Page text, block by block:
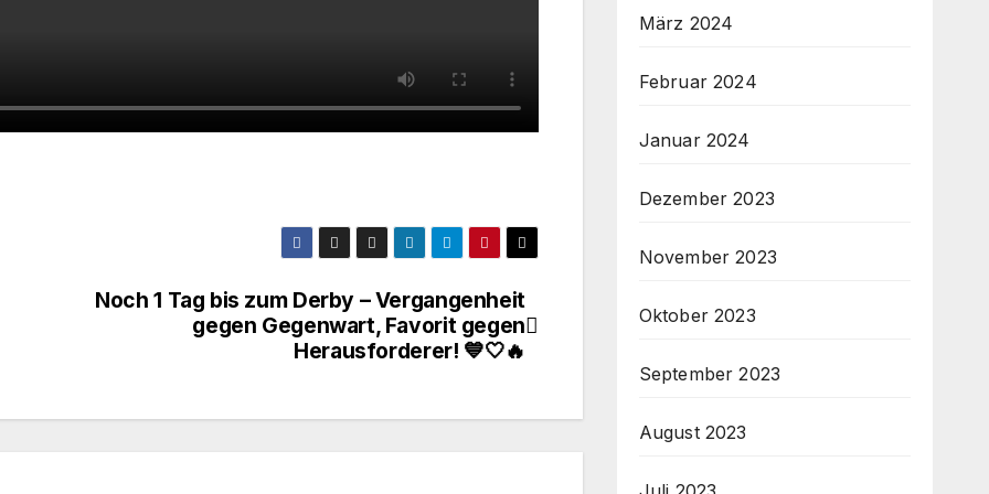
Noch 1 Tag bis zum Derby – Vergangenheit
gegen Gegenwart, Favorit gegen
Herausforderer! 💙🤍🔥
März 2024
Februar 2024
Januar 2024
Dezember 2023
November 2023
Oktober 2023
September 2023
August 2023